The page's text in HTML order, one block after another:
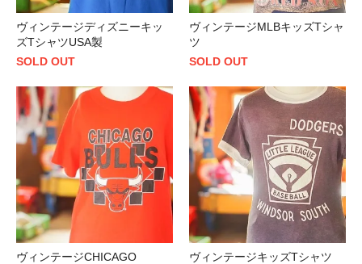
ヴィンテージディズニーキッ
ズTシャツUSA製
SOLD OUT
ヴィンテージMLBキッズTシャ
ツ
SOLD OUT
ヴィンテージCHICAGO
ヴィンテージキッズTシャツ